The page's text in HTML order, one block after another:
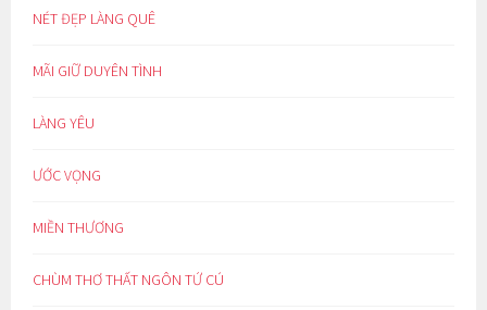
NÉT ĐẸP LÀNG QUÊ
MÃI GIỮ DUYÊN TÌNH
LÀNG YÊU
ƯỚC VỌNG
MIỀN THƯƠNG
CHÙM THƠ THẤT NGÔN TỨ CÚ